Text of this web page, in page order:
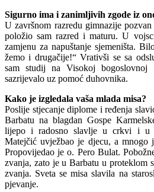
Sigurno ima i zanimljivih zgode iz
U završnom razredu gimnazije
položio sam razred i maturu. U
zamjenu za napuštanje sje­meništa.
žemo i drugačije!“ Vrativši se sa
sam studij na Visokoj
sazrijevalo uz pomoć duhovnika.
Kako je izgledala vaša mlada misa?
Poslije stjecanje diplome i ređenja
Barbatu na blagdan Gospe
lijepo i radosno slavlje u cr­kvi i u
Matejčić uvježbao je djecu, a mnogo
Propovijedao je o. Pero Bulat.
zvanja, zato je u Barbatu u proteklom
zvanja. Sveta se misa slavila na
pjevanje.